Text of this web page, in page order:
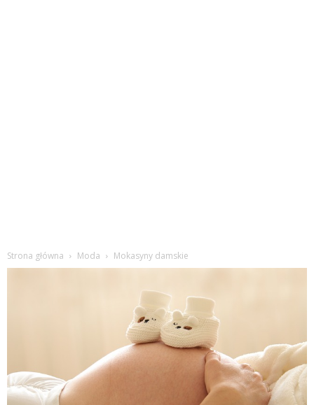
Strona główna Moda Mokasyny damskie